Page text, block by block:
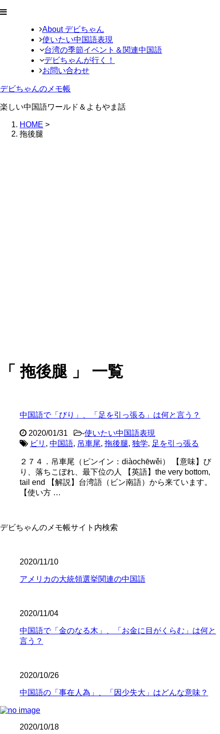
About デビちゃん
使いたい中国語表現
台湾の季節イベント＆関連中国語
デビちゃんが行く！
お問い合わせ
デビちゃんのメモ帳
楽しい中国語ワールド＆よもやま話
HOME >
拖後腿
「 拖後腿 」 一覧
中国語で「びり」、「足を引っ張る」は何と言う？
2020/01/31 -使いたい中国語表現
ビリ , 中国語, 吊車尾, 拖後腿, 独学, 足を引っ張る
２７４．吊車尾（ピンイン：diàochēwěi） 【意味】び
り、落ちこぼれ、最下位の人 【英語】the very bottom,
tail end 【解説】台湾語（ビン南語）から来ています。
【使い方 …
デビちゃんのメモ帳サイト内検索
2020/11/10
アメリカの大統領選挙関連の中国語
2020/11/04
中国語で「金のなる木」、「お金に目がくらむ」は何と
言う？
2020/10/26
中国語の「事在人為」、「因少失大」はどんな意味？
2020/10/18